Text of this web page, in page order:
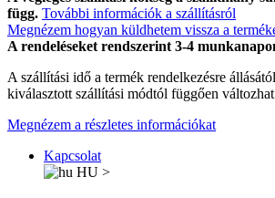
függ. További információk a szállításról
Megnézem hogyan küldhetem vissza a
A rendeléseket rendszerint 3-4
A szállítási idő a termék rendelkezésre
kiválasztott szállítási módtól függően
Megnézem a részletes információkat
Kapcsolat
HU >